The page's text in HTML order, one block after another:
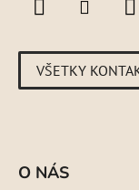
VŠETKY
O NÁS